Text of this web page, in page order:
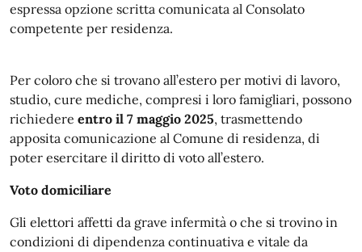
espressa opzione scritta comunicata al Consolato
competente per residenza.
Per coloro che si trovano all’estero per motivi di lavoro,
studio, cure mediche, compresi i loro famigliari, possono
richiedere entro il 7 maggio 2025, trasmettendo
apposita comunicazione al Comune di residenza, di
poter esercitare il diritto di voto all’estero.
Voto domiciliare
Gli elettori affetti da grave infermità o che si trovino in
condizioni di dipendenza continuativa e vitale da